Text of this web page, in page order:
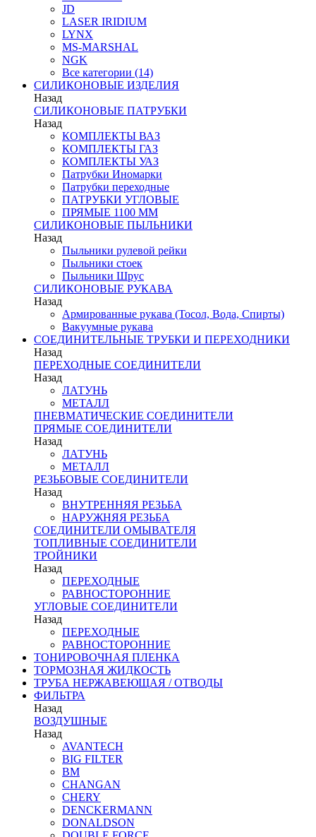
JD
LASER IRIDIUM
LYNX
MS-MARSHAL
NGK
Все категории (14)
СИЛИКОНОВЫЕ ИЗДЕЛИЯ
Назад
СИЛИКОНОВЫЕ ПАТРУБКИ
Назад
КОМПЛЕКТЫ ВАЗ
КОМПЛЕКТЫ ГАЗ
КОМПЛЕКТЫ УАЗ
Патрубки Иномарки
Патрубки переходные
ПАТРУБКИ УГЛОВЫЕ
ПРЯМЫЕ 1100 ММ
СИЛИКОНОВЫЕ ПЫЛЬНИКИ
Назад
Пыльники рулевой рейки
Пыльники стоек
Пыльники Шрус
СИЛИКОНОВЫЕ РУКАВА
Назад
Армированные рукава (Тосол, Вода, Спирты)
Вакуумные рукава
СОЕДИНИТЕЛЬНЫЕ ТРУБКИ И ПЕРЕХОДНИКИ
Назад
ПЕРЕХОДНЫЕ СОЕДИНИТЕЛИ
Назад
ЛАТУНЬ
МЕТАЛЛ
ПНЕВМАТИЧЕСКИЕ СОЕДИНИТЕЛИ
ПРЯМЫЕ СОЕДИНИТЕЛИ
Назад
ЛАТУНЬ
МЕТАЛЛ
РЕЗЬБОВЫЕ СОЕДИНИТЕЛИ
Назад
ВНУТРЕННЯЯ РЕЗЬБА
НАРУЖНЯЯ РЕЗЬБА
СОЕДИНИТЕЛИ ОМЫВАТЕЛЯ
ТОПЛИВНЫЕ СОЕДИНИТЕЛИ
ТРОЙНИКИ
Назад
ПЕРЕХОДНЫЕ
РАВНОСТОРОННИЕ
УГЛОВЫЕ СОЕДИНИТЕЛИ
Назад
ПЕРЕХОДНЫЕ
РАВНОСТОРОННИЕ
ТОНИРОВОЧНАЯ ПЛЕНКА
ТОРМОЗНАЯ ЖИДКОСТЬ
ТРУБА НЕРЖАВЕЮЩАЯ / ОТВОДЫ
ФИЛЬТРА
Назад
ВОЗДУШНЫЕ
Назад
AVANTECH
BIG FILTER
BM
CHANGAN
CHERY
DENCKERMANN
DONALDSON